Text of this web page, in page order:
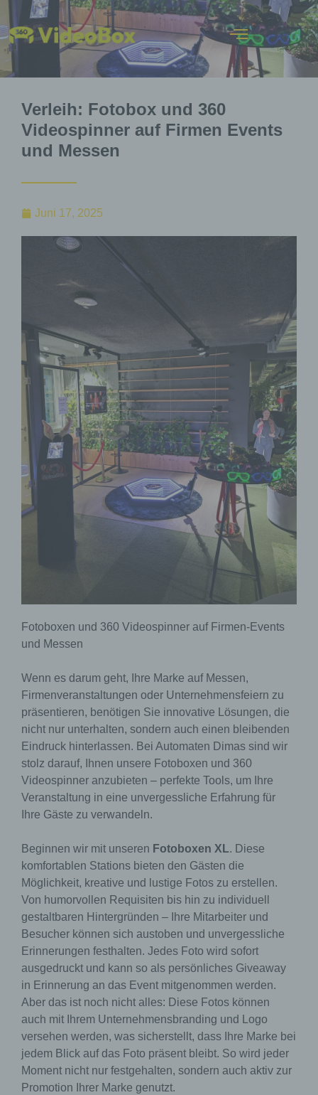
Verleih: Fotobox und 360
Videospinner auf Firmen Events
und Messen
Juni 17, 2025
Fotoboxen und 360 Videospinner auf Firmen-Events
und Messen
Wenn es darum geht, Ihre Marke auf Messen,
Firmenveranstaltungen oder Unternehmensfeiern zu
präsentieren, benötigen Sie innovative Lösungen, die
nicht nur unterhalten, sondern auch einen bleibenden
Eindruck hinterlassen. Bei Automaten Dimas sind wir
stolz darauf, Ihnen unsere Fotoboxen und 360
Videospinner anzubieten – perfekte Tools, um Ihre
Veranstaltung in eine unvergessliche Erfahrung für
Ihre Gäste zu verwandeln.
Beginnen wir mit unseren Fotoboxen XL. Diese
komfortablen Stations bieten den Gästen die
Möglichkeit, kreative und lustige Fotos zu erstellen.
Von humorvollen Requisiten bis hin zu individuell
gestaltbaren Hintergründen – Ihre Mitarbeiter und
Besucher können sich austoben und unvergessliche
Erinnerungen festhalten. Jedes Foto wird sofort
ausgedruckt und kann so als persönliches Giveaway
in Erinnerung an das Event mitgenommen werden.
Aber das ist noch nicht alles: Diese Fotos können
auch mit Ihrem Unternehmensbranding und Logo
versehen werden, was sicherstellt, dass Ihre Marke bei
jedem Blick auf das Foto präsent bleibt. So wird jeder
Moment nicht nur festgehalten, sondern auch aktiv zur
Promotion Ihrer Marke genutzt.